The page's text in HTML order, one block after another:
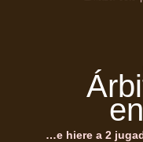
…e hiere a 2